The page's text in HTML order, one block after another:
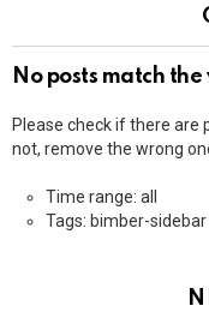
No posts match
Please check if there
not, remove the wrong
Time range: all
Tags: bimber-sidebar